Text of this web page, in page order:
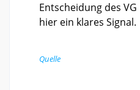
Entscheidung des
hier ein klares Signal.
Quelle